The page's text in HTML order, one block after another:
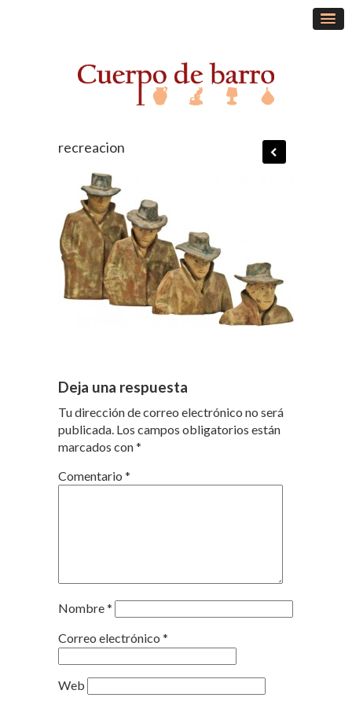
recreacion
Deja una respuesta
Tu dirección de correo electrónico no será
publicada. Los campos obligatorios están
marcados con*
Comentario *
Nombre*
Correo electrónico *
Web